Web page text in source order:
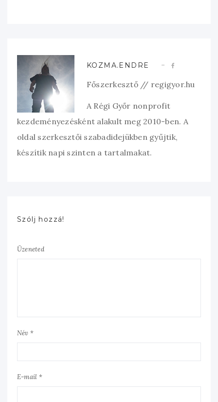
KOZMA.ENDRE
Főszerkesztő // regigyor.hu
A Régi Győr nonprofit
kezdeményezésként alakult meg 2010-ben. A
oldal szerkesztői szabadidejükben gyűjtik,
készítik napi szinten a tartalmakat.
Szólj hozzá!
Üzeneted
Név *
E-mail *